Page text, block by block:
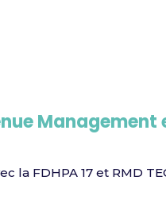
Management
FDHPA 17 et RMD